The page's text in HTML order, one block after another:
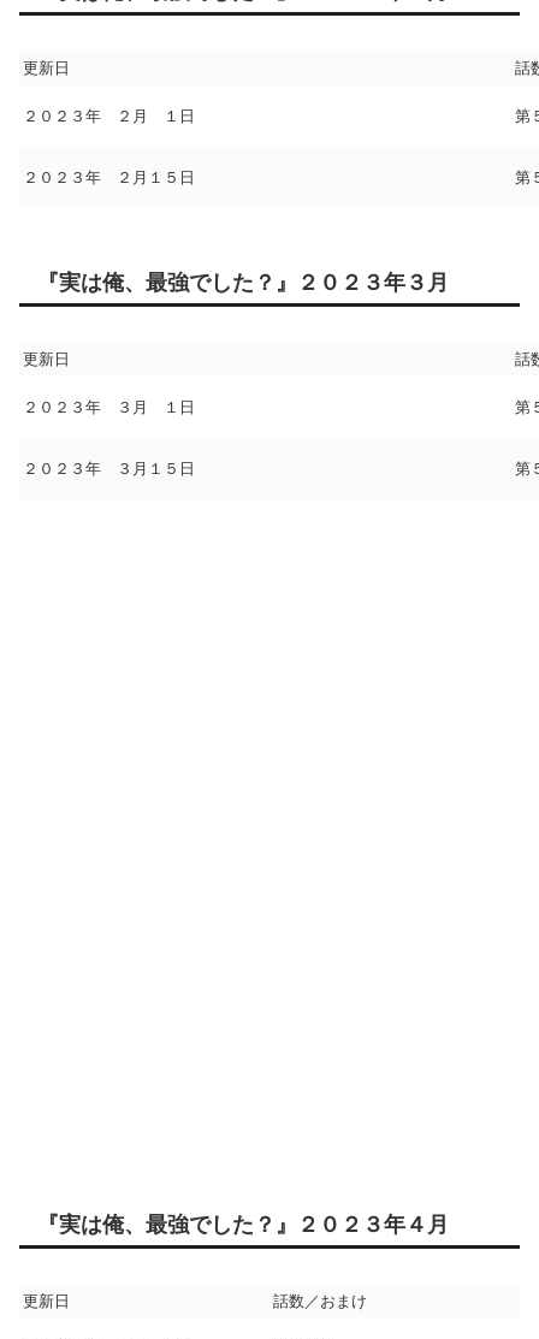
更新日 話
２０２３年 ２月 １日 第
２０２３年 ２月１５日 第
『実は俺、最強でした？』２０２３年３月
更新日 話
２０２３年 ３月 １日 第
２０２３年 ３月１５日 第
『実は俺、最強でした？』２０２３年４月
更新日 話数／おまけ